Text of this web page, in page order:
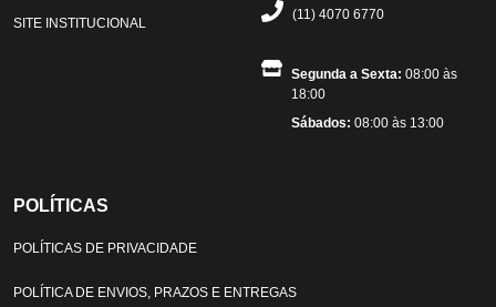
SITE INSTITUCIONAL
(11) 4070 6770
Segunda a Sexta: 08:00 às
18:00
Sábados: 08:00 às 13:00
POLÍTICAS
POLÍTICAS DE PRIVACIDADE
POLÍTICA DE ENVIOS, PRAZOS E ENTREGAS